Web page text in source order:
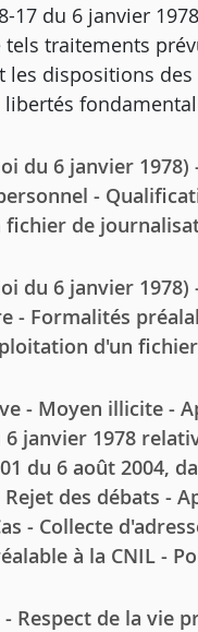
du 6 janvier
traitements
dispositions
du 6 janvier
-
de
du 6 janvier
Formalités
d'un
- Moyen illicite -
janvier 1978
du 6 août 2004,
des débats -
- Collecte
à la CNIL -
- Respect de la